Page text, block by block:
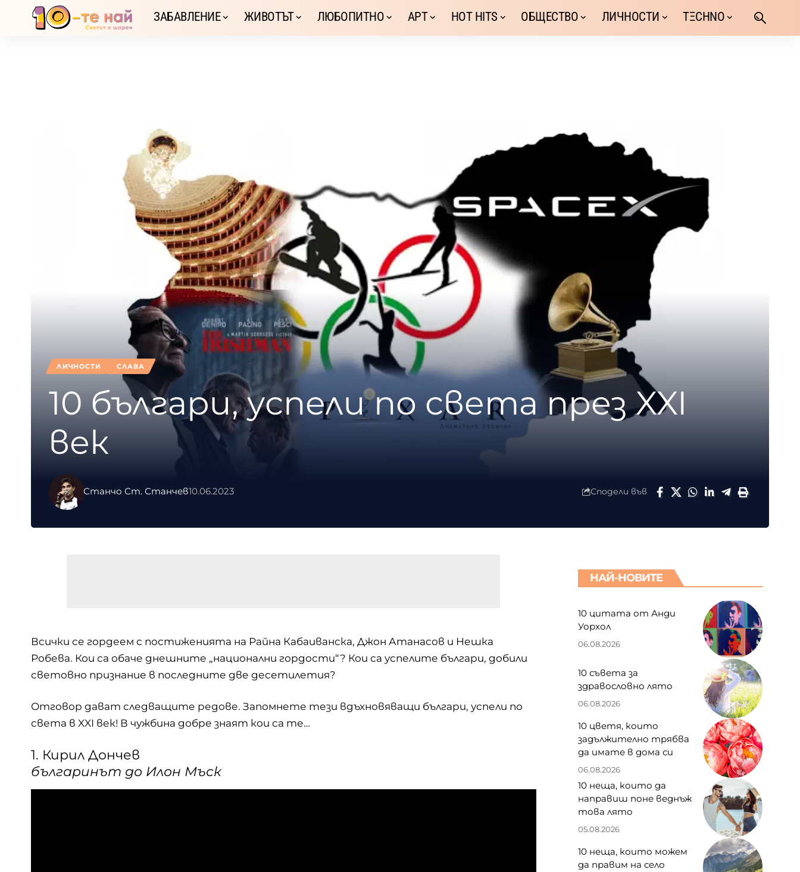
ЗАБАВЛЕНИЕ ЖИВОТЪТ ЛЮБОПИТНО АРТ HOT HITS ОБЩЕСТВО ЛИЧНОСТИ TΞCHNO
ЛИЧНОСТИ СЛАВА
10 българи, успели по света през XXI
век
Станчо Ст. Станчев10.06.2023 Сподели във
Всички се гордеем с постиженията на Райна Кабаиванска, Джон Атанасов и Нешка
Робева. Кои са обаче днешните „национални гордости“? Кои са успелите българи, добили
световно признание в последните две десетилетия?
Отговор дават следващите редове. Запомнете тези вдъхновяващи българи, успели по
света в XXI век! В чужбина добре знаят кои са те…
1. Кирил Дончев
българинът до Илон Мъск
НАЙ-НОВИТЕ
10 цитата от Анди
Уорхол
06.08.2026
10 съвета за
здравословно лято
06.08.2026
10 цветя, които
задължително трябва
да имате в дома си
06.08.2026
10 неща, които да
направиш поне веднъж
това лято
05.08.2026
10 неща, които можем
да правим на село